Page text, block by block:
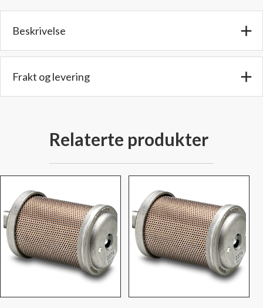
6,6
Lengde:
antall
Beskrivelse
Frakt og levering
Relaterte produkter